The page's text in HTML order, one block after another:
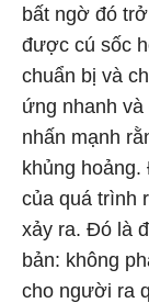
bất ngờ đó
được cú sốc
chuẩn bị và
ứng nhanh
nhấn mạnh
khủng
của quá trình
xảy ra. Đó là
bản: không
cho người ra